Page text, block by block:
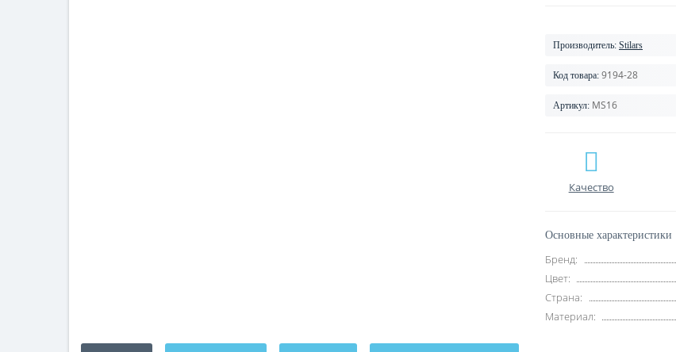
Производитель: Stilars
Код товара: 9194-28
Артикул: MS16
Качество
Основные характеристики
Бренд:
Цвет:
Страна:
Материал: